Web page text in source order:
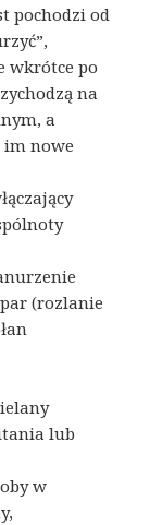
pochodzi od
wkrótce po
na
a
im nowe
(rozlanie
lub
w